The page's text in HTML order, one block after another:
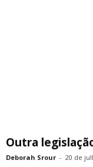
Outra
Deborah Srour - 20 de